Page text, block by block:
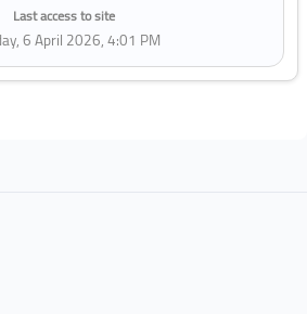
Last access to site
6 April 2026, 4:01 PM